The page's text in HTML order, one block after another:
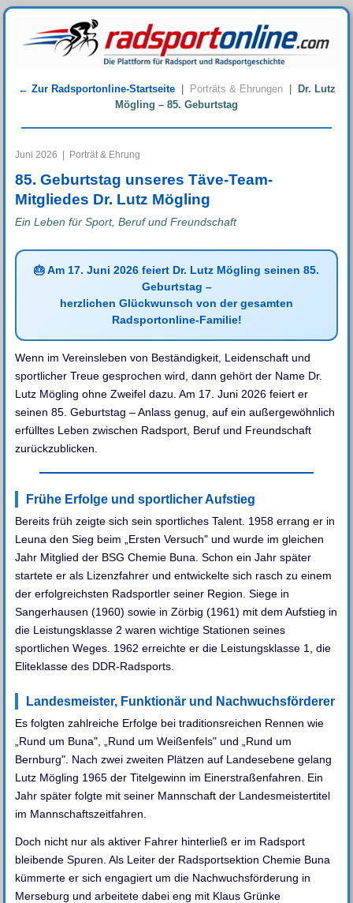
← Zur Radsportonline-Startseite Porträts & Ehrungen
Dr. Lutz
Mögling – 85. Geburtstag
Juni 2026 | Porträt & Ehrung
85. Geburtstag unseres Täve-Team-
Mitgliedes Dr. Lutz Mögling
Ein Leben für Sport, Beruf und Freundschaft
🎂 Am 17. Juni 2026 feiert Dr. Lutz Mögling seinen 85.
Geburtstag –
herzlichen Glückwunsch von der gesamten
Radsportonline-Familie!
Wenn im Vereinsleben von Beständigkeit, Leidenschaft und
sportlicher Treue gesprochen wird, dann gehört der Name Dr.
Lutz Mögling ohne Zweifel dazu. Am 17. Juni 2026 feiert er
seinen 85. Geburtstag – Anlass genug, auf ein außergewöhnlich
erfülltes Leben zwischen Radsport, Beruf und Freundschaft
zurückzublicken.
Frühe Erfolge und sportlicher Aufstieg
Bereits früh zeigte sich sein sportliches Talent. 1958 errang er in
Leuna den Sieg beim „Ersten Versuch" und wurde im gleichen
Jahr Mitglied der BSG Chemie Buna. Schon ein Jahr später
startete er als Lizenzfahrer und entwickelte sich rasch zu einem
der erfolgreichsten Radsportler seiner Region. Siege in
Sangerhausen (1960) sowie in Zörbig (1961) mit dem Aufstieg in
die Leistungsklasse 2 waren wichtige Stationen seines
sportlichen Weges. 1962 erreichte er die Leistungsklasse 1, die
Eliteklasse des DDR-Radsports.
Landesmeister, Funktionär und Nachwuchsförderer
Es folgten zahlreiche Erfolge bei traditionsreichen Rennen wie
„Rund um Buna", „Rund um Weißenfels" und „Rund um
Bernburg". Nach zwei zweiten Plätzen auf Landesebene gelang
Lutz Mögling 1965 der Titelgewinn im Einerstraßenfahren. Ein
Jahr später folgte mit seiner Mannschaft der Landesmeistertitel
im Mannschaftszeitfahren.
Doch nicht nur als aktiver Fahrer hinterließ er im Radsport
bleibende Spuren. Als Leiter der Radsportsektion Chemie Buna
kümmerte er sich engagiert um die Nachwuchsförderung in
Merseburg und arbeitete dabei eng mit Klaus Grünke